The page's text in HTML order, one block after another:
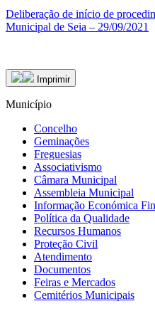
Deliberação de início de
Municipal de Seia – 29/09/2021
Imprimir
Município
Concelho
Geminações
Freguesias
Associativismo
Câmara Municipal
Assembleia Municipal
Informação Económica
Política da Qualidade
Recursos Humanos
Proteção Civil
Atendimento
Documentos
Feiras e Mercados
Cemitérios Municipais